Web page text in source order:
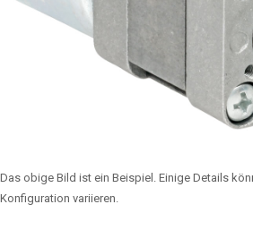
Das obige Bild ist ein Beispiel. Einige Details
Konfiguration variieren.